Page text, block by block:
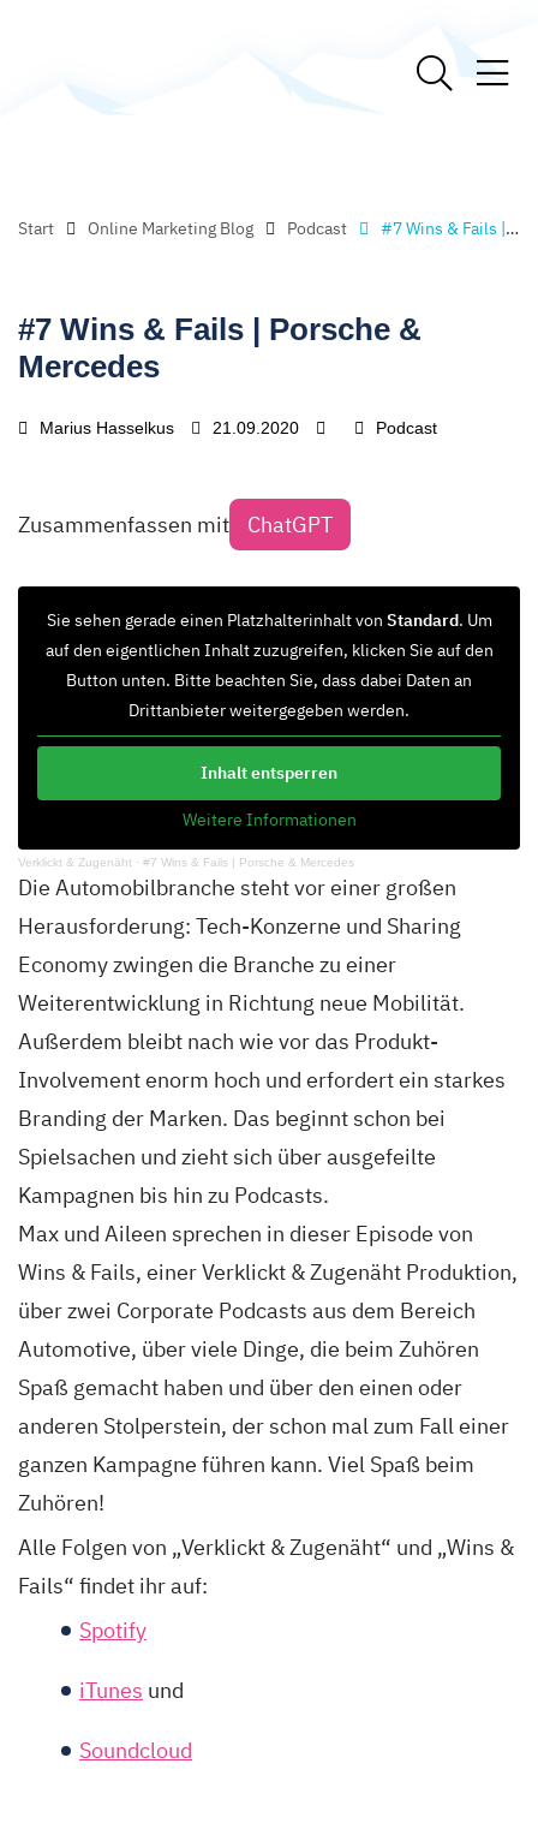
Start Online Marketing Blog Podcast #7 Wins & Fails | Porsche & Mercedes
#7 Wins & Fails | Porsche &
Mercedes
Marius Hasselkus 21.09.2020 Podcast
Zusammenfassen mit ChatGPT
Sie sehen gerade einen Platzhalterinhalt von Standard. Um
auf den eigentlichen Inhalt zuzugreifen, klicken Sie auf den
Button unten. Bitte beachten Sie, dass dabei Daten an
Drittanbieter weitergegeben werden.
Inhalt entsperren
Weitere Informationen
Verklickt & Zugenäht · #7 Wins & Fails | Porsche & Mercedes
Die Automobilbranche steht vor einer großen
Herausforderung: Tech-Konzerne und Sharing
Economy zwingen die Branche zu einer
Weiterentwicklung in Richtung neue Mobilität.
Außerdem bleibt nach wie vor das Produkt-
Involvement enorm hoch und erfordert ein starkes
Branding der Marken. Das beginnt schon bei
Spielsachen und zieht sich über ausgefeilte
Kampagnen bis hin zu Podcasts.
Max und Aileen sprechen in dieser Episode von
Wins & Fails, einer Verklickt & Zugenäht Produktion,
über zwei Corporate Podcasts aus dem Bereich
Automotive, über viele Dinge, die beim Zuhören
Spaß gemacht haben und über den einen oder
anderen Stolperstein, der schon mal zum Fall einer
ganzen Kampagne führen kann. Viel Spaß beim
Zuhören!
Alle Folgen von „Verklickt & Zugenäht“ und „Wins &
Fails“ findet ihr auf:
Spotify
iTunes und
Soundcloud